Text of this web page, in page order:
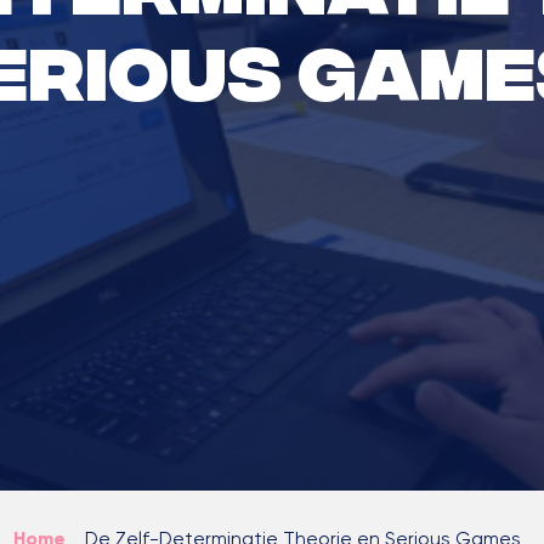
Home De Zelf-Determinatie Theorie en Serious Games